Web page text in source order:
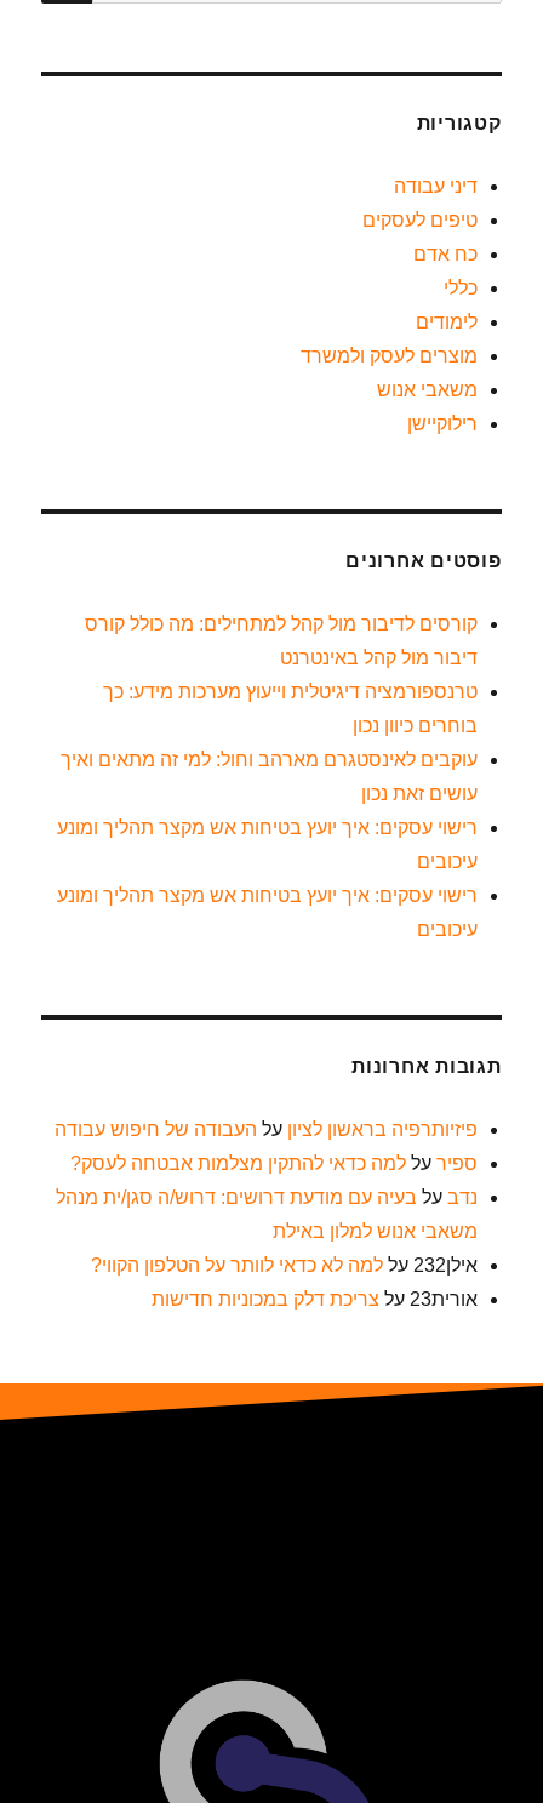
קטגוריות
דיני עבודה
טיפים לעסקים
כח אדם
כללי
לימודים
מוצרים לעסק ולמשרד
משאבי אנוש
רילוקיישן
פוסטים אחרונים
קורסים לדיבור מול קהל למתחילים: מה כולל קורס
דיבור מול קהל באינטרנט
טרנספורמציה דיגיטלית וייעוץ מערכות מידע: כך
בוחרים כיוון נכון
עוקבים לאינסטגרם מארהב וחול: למי זה מתאים ואיך
עושים זאת נכון
רישוי עסקים: איך יועץ בטיחות אש מקצר תהליך ומונע
עיכובים
רישוי עסקים: איך יועץ בטיחות אש מקצר תהליך ומונע
עיכובים
תגובות אחרונות
פיזיותרפיה בראשון לציון על העבודה של חיפוש עבודה
ספיר עללמה כדאי להתקין מצלמות אבטחה לעסק?
נדב על בעיה עם מודעת דרושים: דרוש/ה סגן/ית מנהל
משאבי אנוש למלון באילת
אילן232
עללמה לא כדאי לוותר על הטלפון הקווי?
אורית23
על צריכת דלק במכוניות חדישות